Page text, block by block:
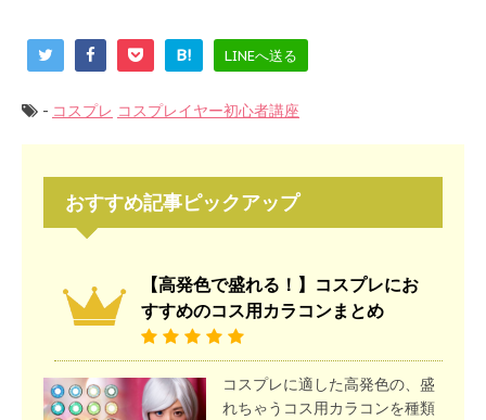
B! LINEへ送る
- コスプレ コスプレイヤー初心者講座
おすすめ記事ピックアップ
【高発色で盛れる！】コスプレにお
すすめのコス用カラコンまとめ
コスプレに適した高発色の、盛
れちゃうコス用カラコンを種類